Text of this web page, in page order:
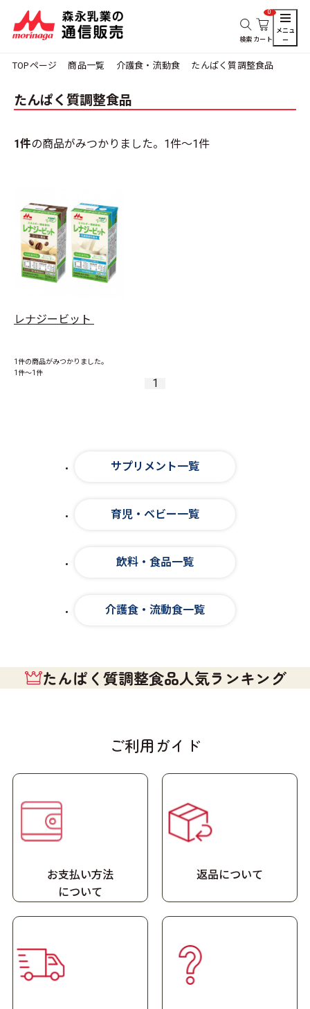
検索 カート
0
メニュ
ー
TOPページ 商品一覧 介護食・流動食 たんぱく質調整食品
たんぱく質調整食品
1件の商品がみつかりました。 1件～1件
レナジービット
1件の商品がみつかりました。
1件～1件
1
サプリメント一覧
育児・ベビー一覧
飲料・食品一覧
介護食・流動食一覧
たんぱく質調整食品人気ランキング
ご利用ガイド
お支払い方法
について
返品について